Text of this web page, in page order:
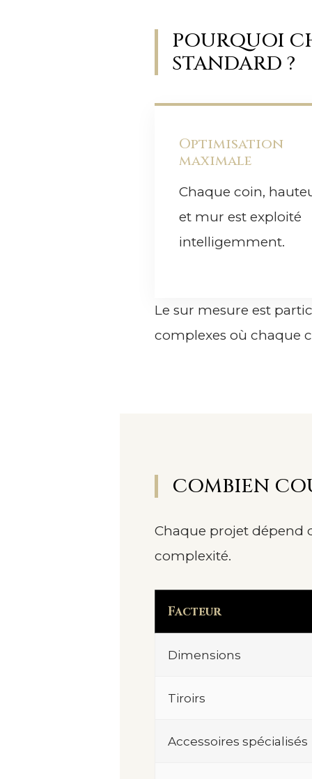
POURQUOI
STANDARD ?
Optimisation
maximale
Chaque coin,
et mur est exploité
intelligemment.
Le sur mesure est
complexes où chaque
COMBIEN
Chaque projet dépend
complexité.
Facteur
Dimensions
Tiroirs
Accessoires spécialisés